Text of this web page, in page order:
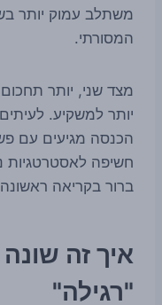
משתלב עמוק יותר
המסורתי.
מצד שני, יותר
יותר למשקיע.
הכנסה מגיעים עם
חשיפה לאסטרטגיות
ברור בקריאה
"רגילה"